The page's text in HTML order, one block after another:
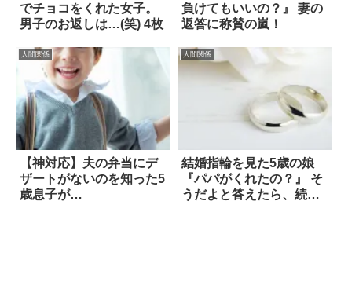
でチョコをくれた女子。
男子のお返しは…(笑) 4枚
負けてもいいの？』 妻の
返答に称賛の嵐！
人間関係
【神対応】夫の弁当にデ
ザートがないのを知った5
歳息子が…
人間関係
結婚指輪を見た5歳の娘
『パパがくれたの？』 そ
うだよと答えたら、続く